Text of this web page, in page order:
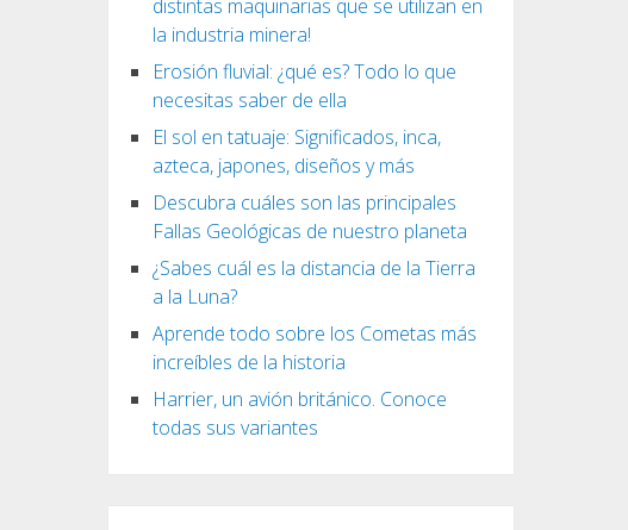
distintas maquinarias que se utilizan en
la industria minera!
Erosión fluvial: ¿qué es? Todo lo que
necesitas saber de ella
El sol en tatuaje: Significados, inca,
azteca, japones, diseños y más
Descubra cuáles son las principales
Fallas Geológicas de nuestro planeta
¿Sabes cuál es la distancia de la Tierra
a la Luna?
Aprende todo sobre los Cometas más
increíbles de la historia
Harrier, un avión británico. Conoce
todas sus variantes